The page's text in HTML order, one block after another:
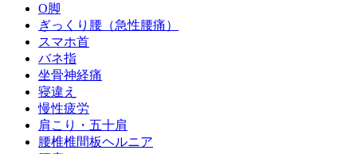
O脚
ぎっくり腰（急性腰痛）
スマホ首
バネ指
坐骨神経痛
寝違え
慢性疲労
肩こり・五十肩
腰椎椎間板ヘルニア